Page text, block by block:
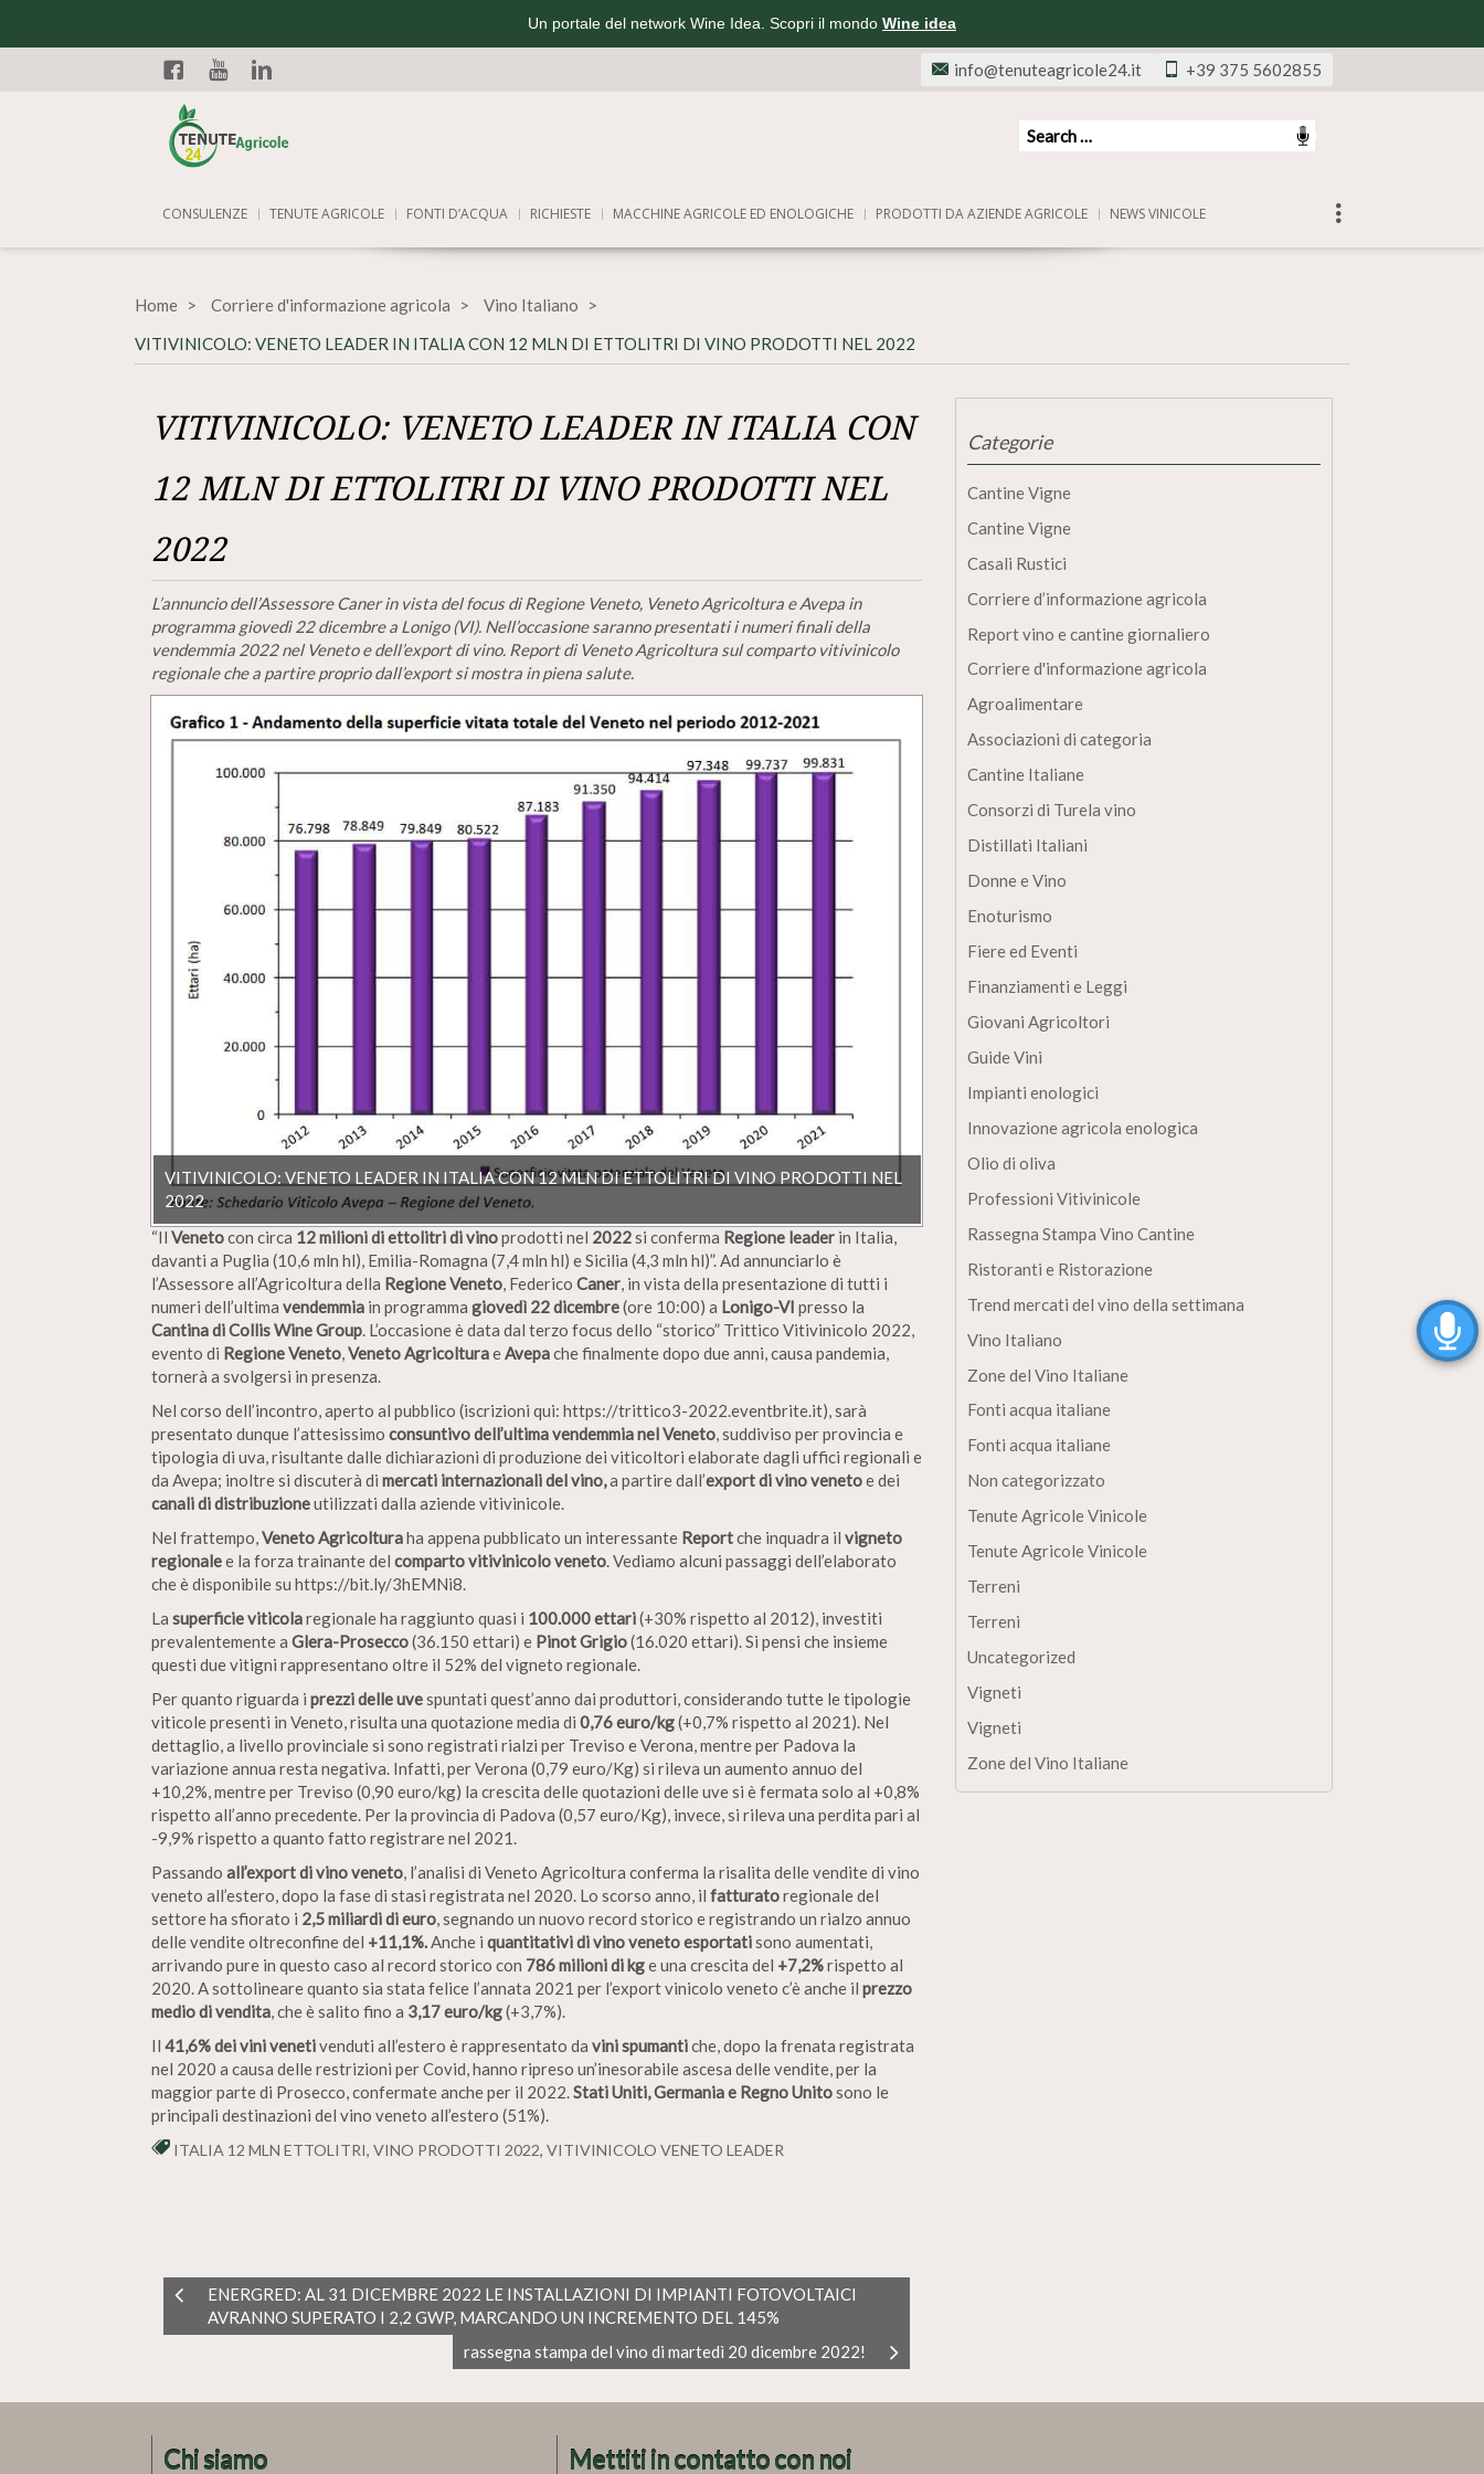
Un portale del network Wine Idea. Scopri il mondo Wine idea
Facebook
+39 375 5602855
info@tenuteagricole24.it
CONSULENZE TENUTE AGRICOLE FONTI D’ACQUA RICHIESTE MACCHINE AGRICOLE ED ENOLOGICHE PRODOTTI DA AZIENDE AGRICOLE NEWS VINICOLE
Home Corriere d'informazione agricola
Vino Italiano
VITIVINICOLO: VENETO LEADER IN ITALIA CON 12 MLN DI ETTOLITRI DI VINO PRODOTTI NEL 2022
VITIVINICOLO: VENETO LEADER IN ITALIA CON
12 MLN DI ETTOLITRI DI VINO PRODOTTI NEL
2022
L’annuncio dell’Assessore Caner in vista del focus di Regione Veneto, Veneto Agricoltura e Avepa in
programma giovedì 22 dicembre a Lonigo (VI). Nell’occasione saranno presentati i numeri finali della
vendemmia 2022 nel Veneto e dell’export di vino. Report di Veneto Agricoltura sul comparto vitivinicolo
regionale che a partire proprio dall’export si mostra in piena salute.
VITIVINICOLO: VENETO LEADER IN ITALIA CON 12 MLN DI ETTOLITRI DI VINO PRODOTTI NEL
2022
“Il Venetocon circa 12 milioni di ettolitri di vinoprodotti nel 2022si conferma Regione leader in Italia,
davanti a Puglia (10,6 mln hl), Emilia-Romagna (7,4 mln hl) e Sicilia (4,3 mln hl)”. Ad annunciarlo è
l’Assessore all’Agricoltura della Regione Veneto, Federico Caner, in vista della presentazione di tutti i
numeri dell’ultima vendemmia in programma giovedì 22 dicembre(ore 10:00) a Lonigo-VI presso la
Cantina di Collis Wine Group. L’occasione è data dal terzo focus dello “storico” Trittico Vitivinicolo 2022,
evento di Regione Veneto,Veneto AgricolturaeAvepache finalmente dopo due anni, causa pandemia,
tornerà a svolgersi in presenza.
Nel corso dell’incontro, aperto al pubblico (iscrizioni qui: https://trittico3-2022.eventbrite.it), sarà
presentato dunque l’attesissimo consuntivo dell’ultima vendemmia nel Veneto, suddiviso per provincia e
tipologia di uva, risultante dalle dichiarazioni di produzione dei viticoltori elaborate dagli uffici regionali e
da Avepa; inoltre si discuterà di mercati internazionali del vino,a partire dall’export di vino venetoe dei
canali di distribuzioneutilizzati dalla aziende vitivinicole.
Nel frattempo,Veneto Agricolturaha appena pubblicato un interessante Reportche inquadra il vigneto
regionalee la forza trainante del comparto vitivinicolo veneto. Vediamo alcuni passaggi dell’elaborato
che è disponibile su https://bit.ly/3hEMNi8.
La superficie viticolaregionale ha raggiunto quasi i 100.000 ettari(+30% rispetto al 2012), investiti
prevalentemente a Glera-Prosecco(36.150 ettari) e Pinot Grigio(16.020 ettari). Si pensi che insieme
questi due vitigni rappresentano oltre il 52% del vigneto regionale.
Per quanto riguarda i prezzi delle uvespuntati quest’anno dai produttori, considerando tutte le tipologie
viticole presenti in Veneto, risulta una quotazione media di 0,76 euro/kg(+0,7% rispetto al 2021). Nel
dettaglio, a livello provinciale si sono registrati rialzi per Treviso e Verona, mentre per Padova la
variazione annua resta negativa. Infatti, per Verona (0,79 euro/Kg) si rileva un aumento annuo del
+10,2%, mentre per Treviso (0,90 euro/kg) la crescita delle quotazioni delle uve si è fermata solo al +0,8%
rispetto all’anno precedente. Per la provincia di Padova (0,57 euro/Kg), invece, si rileva una perdita pari al
-9,9% rispetto a quanto fatto registrare nel 2021.
Passando all’export di vino veneto, l’analisi di Veneto Agricoltura conferma la risalita delle vendite di vino
veneto all’estero, dopo la fase di stasi registrata nel 2020. Lo scorso anno, il fatturatoregionale del
settore ha sfiorato i 2,5 miliardi di euro, segnando un nuovo record storico e registrando un rialzo annuo
delle vendite oltreconfine del +11,1%.Anche i quantitativi divino veneto esportatisono aumentati,
arrivando pure in questo caso al record storico con 786 milioni di kge una crescita del +7,2%rispetto al
2020. A sottolineare quanto sia stata felice l’annata 2021 per l’export vinicolo veneto c’è anche il prezzo
medio di vendita, che è salito fino a 3,17 euro/kg(+3,7%).
Il 41,6% dei vini venetivenduti all’estero è rappresentato da vini spumantiche, dopo la frenata registrata
nel 2020 a causa delle restrizioni per Covid, hanno ripreso un’inesorabile ascesa delle vendite, per la
maggior parte di Prosecco, confermate anche per il 2022.Stati Uniti, Germania e Regno Unitosono le
principali destinazioni del vino veneto all’estero (51%).
ITALIA 12 MLN ETTOLITRI, VINO PRODOTTI 2022, VITIVINICOLO VENETO LEADER
ENERGRED: AL 31 DICEMBRE 2022 LE INSTALLAZIONI DI IMPIANTI FOTOVOLTAICI
AVRANNO SUPERATO I 2,2 GWP, MARCANDO UN INCREMENTO DEL 145%
rassegna stampa del vino di martedì 20 dicembre 2022!
Categorie
Cantine Vigne
Cantine Vigne
Casali Rustici
Corriere d’informazione agricola
Report vino e cantine giornaliero
Corriere d'informazione agricola
Agroalimentare
Associazioni di categoria
Cantine Italiane
Consorzi di Turela vino
Distillati Italiani
Donne e Vino
Enoturismo
Fiere ed Eventi
Finanziamenti e Leggi
Giovani Agricoltori
Guide Vini
Impianti enologici
Innovazione agricola enologica
Olio di oliva
Professioni Vitivinicole
Rassegna Stampa Vino Cantine
Ristoranti e Ristorazione
Trend mercati del vino della settimana
Vino Italiano
Zone del Vino Italiane
Fonti acqua italiane
Fonti acqua italiane
Non categorizzato
Tenute Agricole Vinicole
Tenute Agricole Vinicole
Terreni
Terreni
Uncategorized
Vigneti
Vigneti
Zone del Vino Italiane
Chi siamo Mettiti in contatto con noi